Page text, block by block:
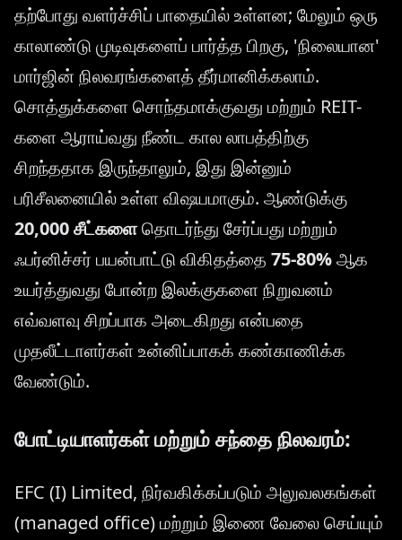
தற்போது வளர்ச்சிப் பாதையில் உள்ளன; மேலும் ஒரு
காலாண்டு முடிவுகளைப் பார்த்த பிறகு, 'நிலையான'
மார்ஜின் நிலவரங்களைத் தீர்மானிக்கலாம்.
சொத்துக்களை சொந்தமாக்குவது மற்றும் REIT-
களை ஆராய்வது நீண்ட கால லாபத்திற்கு
சிறந்ததாக இருந்தாலும், இது இன்னும்
பரிசீலனையில் உள்ள விஷயமாகும். ஆண்டுக்கு
20,000 சீட்களைதொடர்ந்து சேர்ப்பது மற்றும்
ஃபர்னிச்சர் பயன்பாட்டு விகிதத்தை 75-80%ஆக
உயர்த்துவது போன்ற இலக்குகளை நிறுவனம்
எவ்வளவு சிறப்பாக அடைகிறது என்பதை
முதலீட்டாளர்கள் உன்னிப்பாகக் கண்காணிக்க
வேண்டும்.
போட்டியாளர்கள் மற்றும் சந்தை நிலவரம்:
EFC (I) Limited, நிர்வகிக்கப்படும் அலுவலகங்கள்
(managed office) மற்றும் இணை வேலை செய்யும்